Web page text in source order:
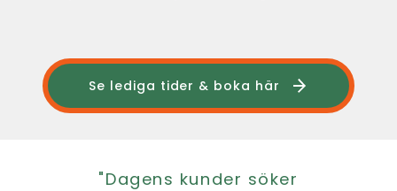
Se lediga tider & boka här
"Dagens kunder söker